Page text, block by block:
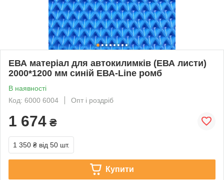
ЕВА матеріал для автокилимків (ЕВА листи)
2000*1200 мм синій ЕВА-Line ромб
В наявності
Код: 6000 6004
Опт і роздріб
1 674 ₴
1 350 ₴ від 50 шт.
Купити